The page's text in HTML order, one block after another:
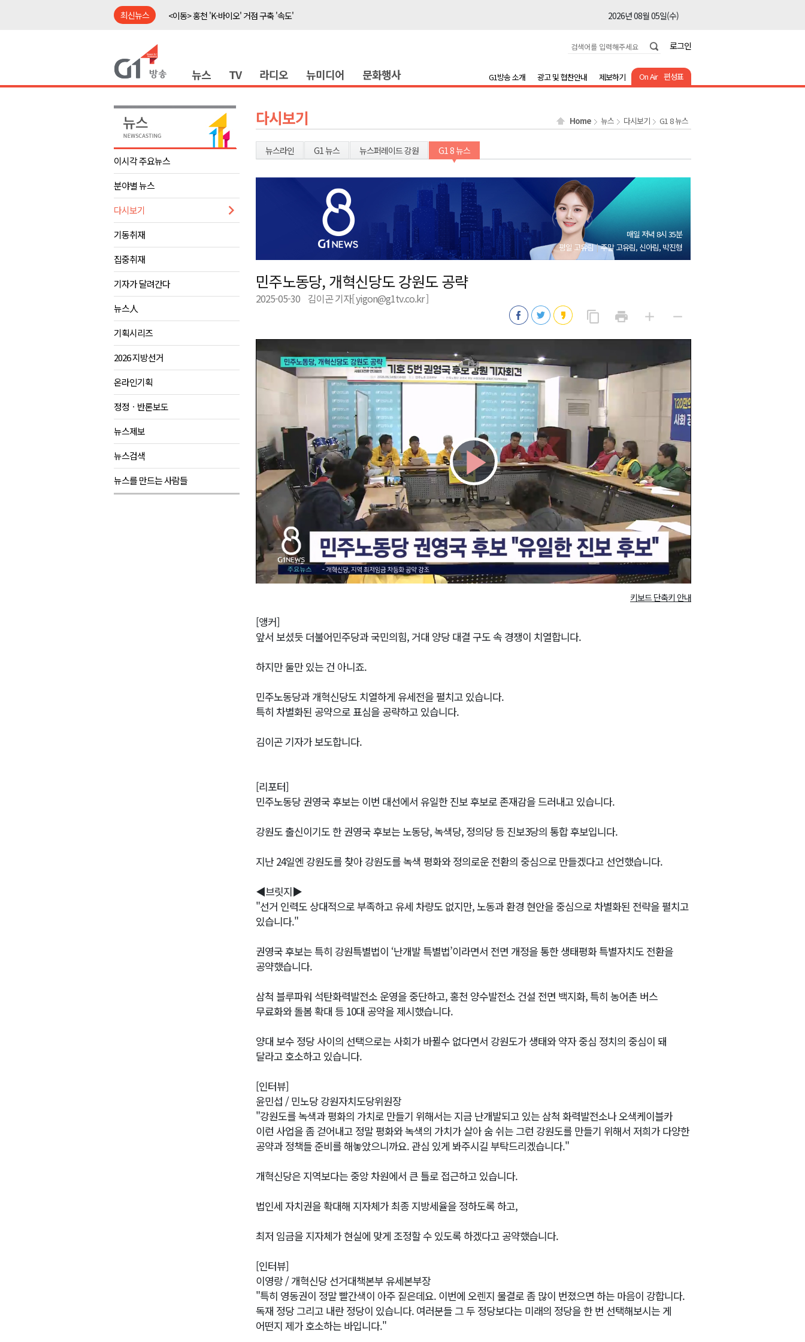
최신뉴스
<이동> 홍천 'K-바이오' 거점 구축 '속도'
2026년 08월 05일(수)
2026년 08월 05일(수)
강원자치도, 공공임대주택 1만호 공급
2026년 08월 05일(수)
홍천소방서, 신청사 준공식..33년 만 청사 이전
ITS 교통도시 강릉..콜 버스 실증
2026년 08월 05일(수)
농민단체 "농자재값 폭등, 농산물 가격 하락" 대책 촉구
2026년 08월 05일(수)
<이동> 홍천 'K-바이오' 거점 구축 '속도'
2026년 08월 05일(수)
<출연> 신영재 홍천군수 대담
2026년 08월 05일(수)
강릉 영화영상문화 예산 삭감 반발 확산
2026년 08월 05일(수)
양구군, 상반기 스포츠마케팅 경제효과 212억 원
홍천소방서, 신청사 준공식..33년 만 청사 이전
ITS 교통도시 강릉..콜 버스 실증
2026년 08월 05일(수)
농민단체 "농자재값 폭등, 농산물 가격 하락" 대책 촉구
2026년 08월 05일(수)
로그인
뉴스 TV 라디오 뉴미디어 문화행사 On Air 편성표
G1방송 소개 광고 및 협찬안내 제보하기
이시각 주요뉴스
분야별 뉴스
다시보기
기동취재
집중취재
기자가 달려간다
뉴스人
기획시리즈
2026 지방선거
온라인기획
정정ㆍ반론보도
뉴스제보
뉴스검색
뉴스를 만드는 사람들
다시보기 Home 뉴스 다시보기 G1 8 뉴스
뉴스라인 G1 뉴스 뉴스퍼레이드 강원 G1 8 뉴스
매일 저녁 8시 35분
평일 고유림
주말 고유림, 신아림, 박진형
민주노동당, 개혁신당도 강원도 공략
2025-05-30 김이곤 기자[ yigon@g1tv.co.kr ]
content_copy
사
print add
게
remove
게
Play
Video
키보드 단축키 안내
[앵커]
앞서 보셨듯 더불어민주당과 국민의힘, 거대 양당 대결 구도 속 경쟁이 치열합니다.
하지만 둘만 있는 건 아니죠.
민주노동당과 개혁신당도 치열하게 유세전을 펼치고 있습니다.
특히 차별화된 공약으로 표심을 공략하고 있습니다.
김이곤 기자가 보도합니다.
[리포터]
민주노동당 권영국 후보는 이번 대선에서 유일한 진보 후보로 존재감을 드러내고 있습니다.
강원도 출신이기도 한 권영국 후보는 노동당, 녹색당, 정의당 등 진보3당의 통합 후보입니다.
지난 24일엔 강원도를 찾아 강원도를 녹색 평화와 정의로운 전환의 중심으로 만들겠다고 선언했습니다.
◀브릿지▶
"선거 인력도 상대적으로 부족하고 유세 차량도 없지만, 노동과 환경 현안을 중심으로 차별화된 전략을 펼치고
있습니다."
권영국 후보는 특히 강원특별법이 ‘난개발 특별법’이라면서 전면 개정을 통한 생태평화 특별자치도 전환을
공약했습니다.
삼척 블루파워 석탄화력발전소 운영을 중단하고, 홍천 양수발전소 건설 전면 백지화, 특히 농어촌 버스
무료화와 돌봄 확대 등 10대 공약을 제시했습니다.
양대 보수 정당 사이의 선택으로는 사회가 바뀔수 없다면서 강원도가 생태와 약자 중심 정치의 중심이 돼
달라고 호소하고 있습니다.
[인터뷰]
윤민섭 / 민노당 강원자치도당위원장
"강원도를 녹색과 평화의 가치로 만들기 위해서는 지금 난개발되고 있는 삼척 화력발전소나 오색케이블카
이런 사업을 좀 걷어내고 정말 평화와 녹색의 가치가 살아 숨 쉬는 그런 강원도를 만들기 위해서 저희가 다양한
공약과 정책들 준비를 해놓았으니까요. 관심 있게 봐주시길 부탁드리겠습니다."
개혁신당은 지역보다는 중앙 차원에서 큰 틀로 접근하고 있습니다.
법인세 자치권을 확대해 지자체가 최종 지방세율을 정하도록 하고,
최저 임금을 지자체가 현실에 맞게 조정할 수 있도록 하겠다고 공약했습니다.
[인터뷰]
이영랑 / 개혁신당 선거대책본부 유세본부장
"특히 영동권이 정말 빨간색이 아주 짙은데요. 이번에 오렌지 물결로 좀 많이 번졌으면 하는 마음이 강합니다.
독재 정당 그리고 내란 정당이 있습니다. 여러분들 그 두 정당보다는 미래의 정당을 한 번 선택해보시는 게
어떤지 제가 호소하는 바입니다."